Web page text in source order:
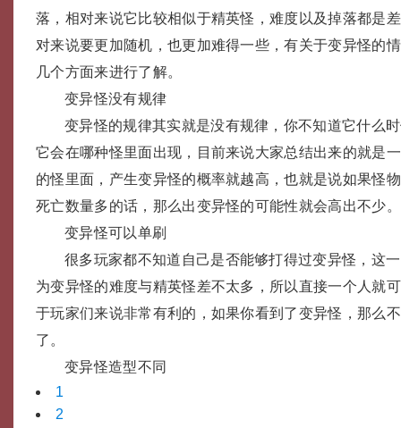
落，相对来说它比较相似于精英怪，难度以及掉落都是
对来说要更加随机，也更加难得一些，有关于变异怪的
几个方面来进行了解。
变异怪没有规律
变异怪的规律其实就是没有规律，你不知道它什么
它会在哪种怪里面出现，目前来说大家总结出来的就是
的怪里面，产生变异怪的概率就越高，也就是说如果怪
死亡数量多的话，那么出变异怪的可能性就会高出不少。
变异怪可以单刷
很多玩家都不知道自己是否能够打得过变异怪，这
为变异怪的难度与精英怪差不太多，所以直接一个人就
于玩家们来说非常有利的，如果你看到了变异怪，那么
了。
变异怪造型不同
1
2